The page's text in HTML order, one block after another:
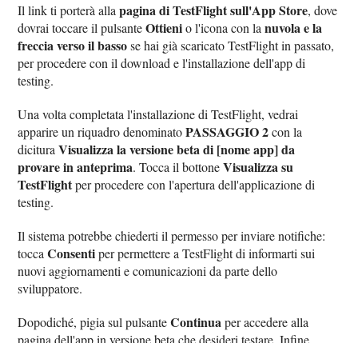
Il link ti porterà allapagina di TestFlight sull'App Store, dove
dovrai toccare il pulsanteOttienio l'icona con lanuvola e la
freccia verso il bassose hai già scaricato TestFlight in passato,
per procedere con il download e l'installazione dell'app di
testing.
Una volta completata l'installazione di TestFlight, vedrai
apparire un riquadro denominatoPASSAGGIO 2con la
dicituraVisualizza la versione beta di [nome app] da
provare in anteprima. Tocca il bottoneVisualizza su
TestFlightper procedere con l'apertura dell'applicazione di
testing.
Il sistema potrebbe chiederti il permesso per inviare notifiche:
toccaConsentiper permettere a TestFlight di informarti sui
nuovi aggiornamenti e comunicazioni da parte dello
sviluppatore.
Dopodiché, pigia sul pulsanteContinuaper accedere alla
pagina dell'app in versione beta che desideri testare. Infine,